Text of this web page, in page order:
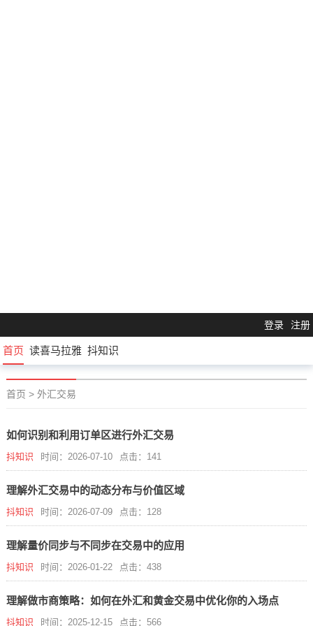
登录 注册
首页 读喜马拉雅 抖知识
首页 > 外汇交易
如何识别和利用订单区进行外汇交易
抖知识 时间：2026-07-10 点击：141
理解外汇交易中的动态分布与价值区域
抖知识 时间：2026-07-09 点击：128
理解量价同步与不同步在交易中的应用
抖知识 时间：2026-01-22 点击：438
理解做市商策略：如何在外汇和黄金交易中优化你的入场点
抖知识 时间：2025-12-15 点击：566